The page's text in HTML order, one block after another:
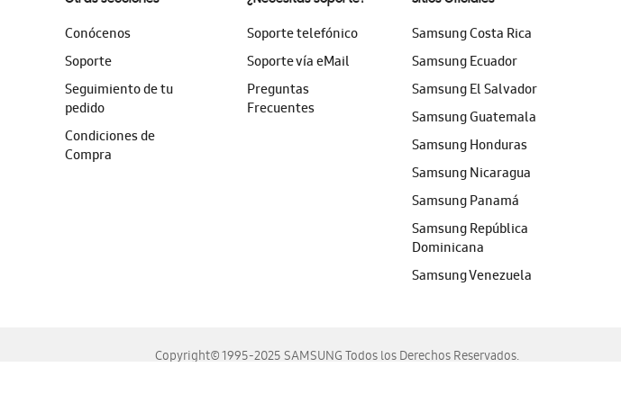
Conócenos
Soporte
Seguimiento de tu
pedido
Condiciones de
Compra
Soporte telefónico
Soporte vía eMail
Preguntas
Frecuentes
Samsung Costa Rica
Samsung Ecuador
Samsung El Salvador
Samsung Guatemala
Samsung Honduras
Samsung Nicaragua
Samsung Panamá
Samsung República
Dominicana
Samsung Venezuela
Copyright© 1995-2025 SAMSUNG Todos los Derechos Reservados.